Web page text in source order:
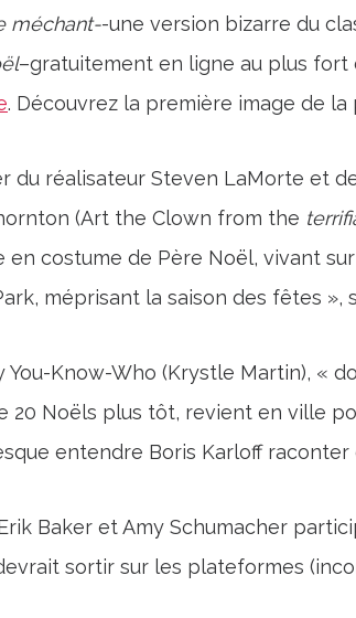
méchant--une version bizarre du
–gratuitement en ligne au plus fort
. Découvrez la première image de
du réalisateur Steven LaMorte et
(Art the Clown from the
costume de Père Noël, vivant
méprisant la saison des fêtes »,
You-Know-Who (Krystle Martin), «
20 Noëls plus tôt, revient en ville
entendre Boris Karloff raconter
Baker et Amy Schumacher
sortir sur les plateformes